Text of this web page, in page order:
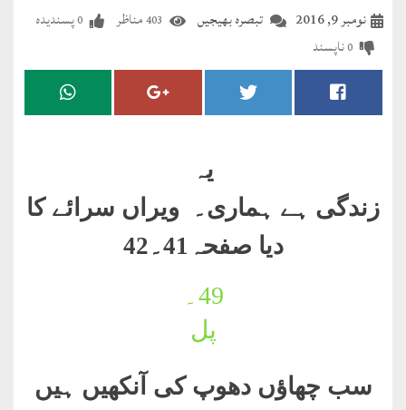
مضطرؔ
دستِ
درعدن
تبصرہ بھیجیں نومبر 9, 2016 403مناظر 0پسندیدہ
0ناپسند
یہ
زندگی ہے ہماری۔ ویراں سرائے کا
دیا صفحہ41۔42
49۔
پل
سب چھاؤں دھوپ کی آنکھیں ہیں